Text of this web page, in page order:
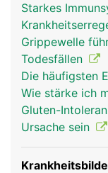
Starkes
Grippewelle
Todesfällen
Die häufigsten
Wie stärke ich
Gluten-
Ursache sein